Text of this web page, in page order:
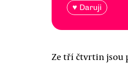
♥ Daruji
Ze tří čtvrtin jsou